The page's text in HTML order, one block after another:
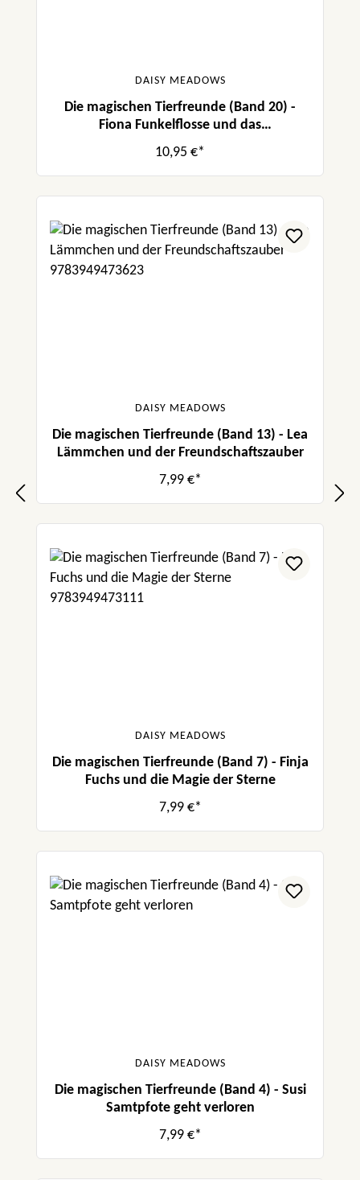
DAISY MEADOWS
Die magischen Tierfreunde (Band 20) -
Fiona Funkelflosse und das
verschwundene Juwel
10,95 €*
DAISY MEADOWS
Die magischen Tierfreunde (Band 13) - Lea
Lämmchen und der Freundschaftszauber
7,99 €*
DAISY MEADOWS
Die magischen Tierfreunde (Band 7) - Finja
Fuchs und die Magie der Sterne
7,99 €*
DAISY MEADOWS
Die magischen Tierfreunde (Band 4) - Susi
Samtpfote geht verloren
7,99 €*